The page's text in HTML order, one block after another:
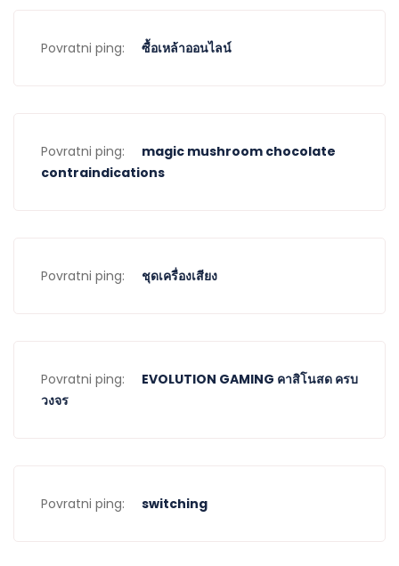
Povratni ping: ซื้อเหล้าออนไลน์
Povratni ping:
magic mushroom chocolate
contraindications
Povratni ping: ชุดเครื่องเสียง
Povratni ping:
EVOLUTION GAMING คาสิโนสด ครบ
วงจร
Povratni ping: switching